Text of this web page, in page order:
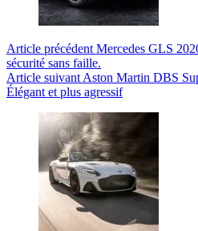
Article précédent Mercedes GLS
sécurité sans faille.
Article suivant Aston Martin DBS
Élégant et plus agressif